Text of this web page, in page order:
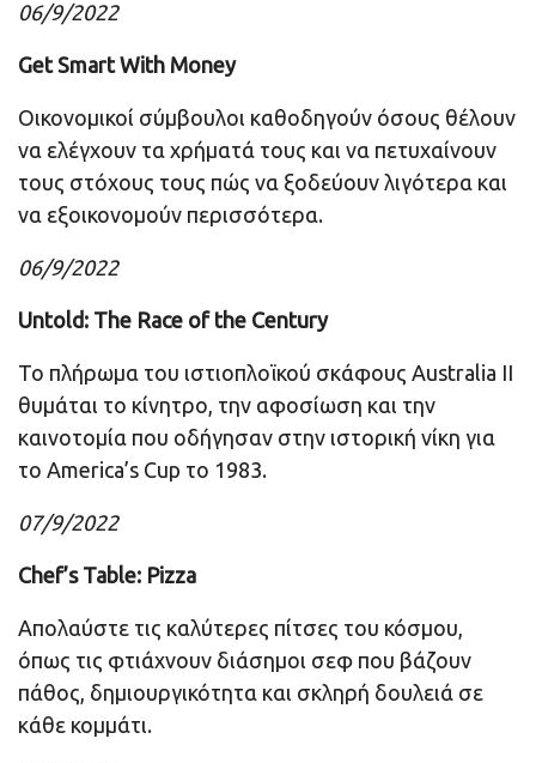
06/9/2022
Get Smart With Money
Οικονομικοί σύμβουλοι καθοδηγούν όσους θέλουν
να ελέγχουν τα χρήματά τους και να πετυχαίνουν
τους στόχους τους πώς να ξοδεύουν λιγότερα και
να εξοικονομούν περισσότερα.
06/9/2022
Untold: The Race of the Century
Το πλήρωμα του ιστιοπλοϊκού σκάφους Australia II
θυμάται το κίνητρο, την αφοσίωση και την
καινοτομία που οδήγησαν στην ιστορική νίκη για
το America’s Cup το 1983.
07/9/2022
Chef’s Table: Pizza
Απολαύστε τις καλύτερες πίτσες του κόσμου,
όπως τις φτιάχνουν διάσημοι σεφ που βάζουν
πάθος, δημιουργικότητα και σκληρή δουλειά σε
κάθε κομμάτι.